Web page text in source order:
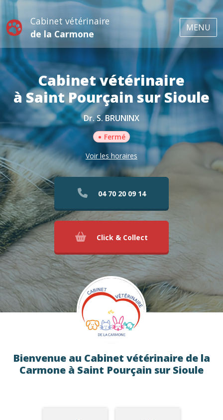
Cabinet vétérinaire
de la Carmone
MENU
Cabinet vétérinaire
à Saint Pourçain sur Sioule
Dr. S. BRUNINX
• Fermé
Voir les horaires
04 70 20 09 14
Click & Collect
Bienvenue au Cabinet vétérinaire de la
Carmone à Saint Pourçain sur Sioule